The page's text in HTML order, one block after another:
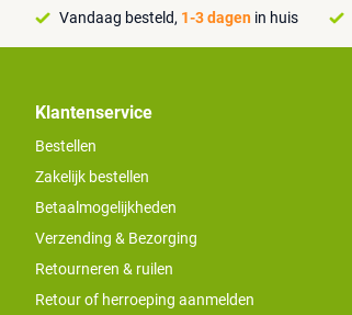
Vandaag besteld, 1-3 dagen in huis
Klantenservice
Bestellen
Zakelijk bestellen
Betaalmogelijkheden
Verzending & Bezorging
Retourneren & ruilen
Retour of herroeping aanmelden